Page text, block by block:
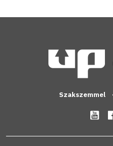
Szakszemmel